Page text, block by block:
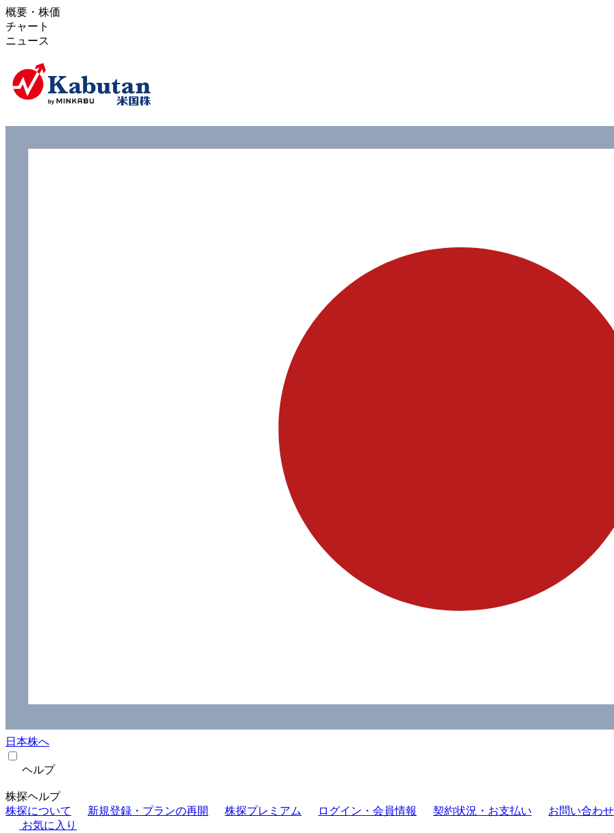
概要・株価
チャート
ニュース
日本株へ
ヘルプ
株探ヘルプ
株探について
新規登録・プランの再開 株探プレミアム ログイン・会員情報 契約状況・お支払い
お問い合わせ
お気に入り